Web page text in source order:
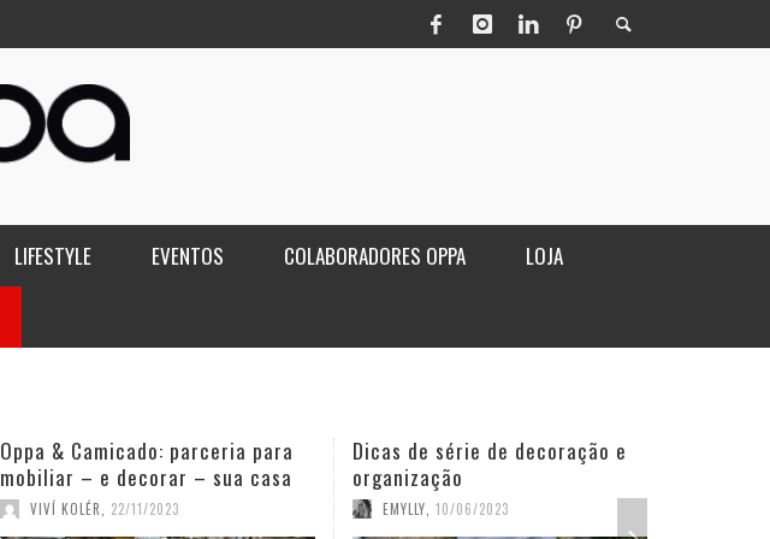
LIFESTYLE EVENTOS COLABORADORES OPPA LOJA
Oppa & Camicado: parceria para
mobiliar – e decorar – sua casa
VIVÍ KOLÉR 22/11/2023
Dicas de série de decoração e
organização
EMYLLY 10/06/2023